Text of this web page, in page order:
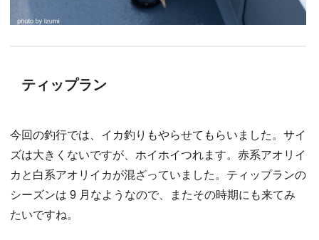
ティップラン
今回の釣行では、イカ釣りもやらせてもらいました。サイ
ズは大きくないですが、ホイホイつれます。赤系アオリイ
カと白系アオリイカが混ざっていました。ティップランの
シーズンは 9 月なようなので、またその時期にも来てみ
たいですね。